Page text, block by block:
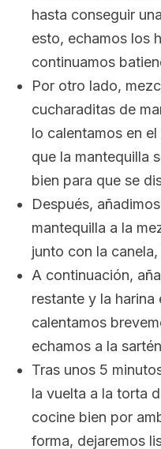
hasta conseguir
esto, echamos los
continuamos
Por otro lado,
cucharaditas de
lo calentamos en
que la mantequilla
bien para que se
Después,
mantequilla a la
junto con la
A continuación,
restante y la harina
calentamos
echamos a la
Tras unos 5
la vuelta a la torta
cocine bien por
forma, dejaremos